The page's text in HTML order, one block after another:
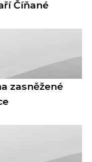
Číňané
zasněžené